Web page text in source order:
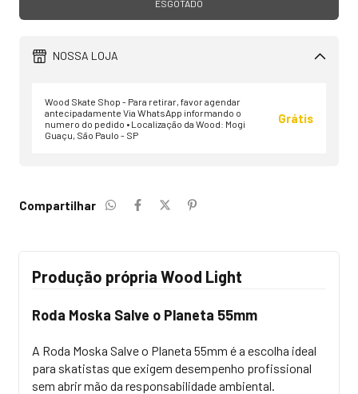
NOSSA LOJA
Wood Skate Shop - Para retirar, favor agendar
antecipadamente Via WhatsApp informando o
numero do pedido • Localização da Wood: Mogi
Guaçu, São Paulo - SP
Grátis
Compartilhar
Produção própria Wood Light
Roda Moska Salve o Planeta 55mm
A Roda Moska Salve o Planeta 55mm é a escolha ideal
para skatistas que exigem desempenho profissional
sem abrir mão da responsabilidade ambiental.